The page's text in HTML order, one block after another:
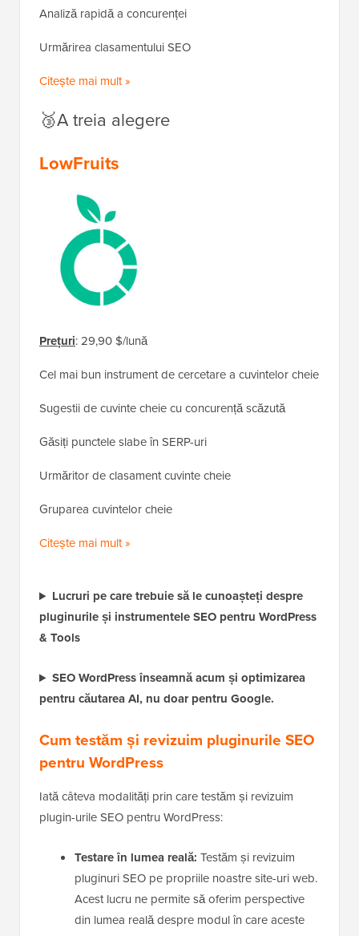
Analiză rapidă a concurenței
Urmărirea clasamentului SEO
Citește mai mult »
🥉A treia alegere
LowFruits
Prețuri: 29,90 $/lună
Cel mai bun instrument de cercetare a cuvintelor cheie
Sugestii de cuvinte cheie cu concurență scăzută
Găsiți punctele slabe în SERP-uri
Urmăritor de clasament cuvinte cheie
Gruparea cuvintelor cheie
Citește mai mult »
Lucruri pe care trebuie să le cunoașteți despre
pluginurile și instrumentele SEO pentru WordPress
& Tools
SEO WordPress înseamnă acum și optimizarea
pentru căutarea AI, nu doar pentru Google.
Cum testăm și revizuim pluginurile SEO
pentru WordPress
Iată câteva modalități prin care testăm și revizuim
plugin-urile SEO pentru WordPress:
Testare în lumea reală: Testăm și revizuim
pluginuri SEO pe propriile noastre site-uri web.
Acest lucru ne permite să oferim perspective
din lumea reală despre modul în care aceste